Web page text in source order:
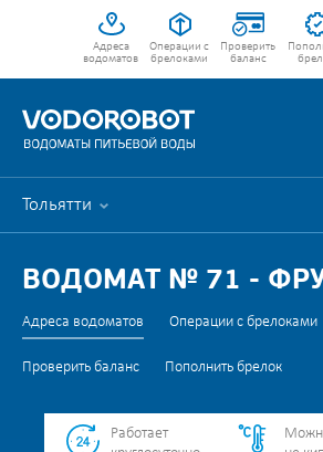
Адреса
водоматов
Операции с
брелоками
Проверить
баланс
Тольятти
ВОДОМАТ № 71 -
Адреса водоматов Операции с брелоками
Проверить баланс Пополнить брелок
Работает